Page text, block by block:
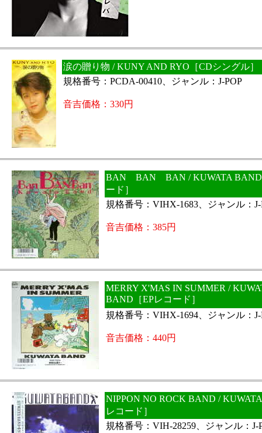
涙の贈り物 / KUNY AND RYO［CDシングル］
規格番号：PCDA-00410、ジャンル：J-POP
音吉価格：330円
BAN BAN BAN / KUWATA BAND
ード］
規格番号：VIHX-1683、ジャンル：J-
音吉価格：385円
MERRY X'MAS IN SUMMER /
BAND［EPレコード］
規格番号：VIHX-1694、ジャンル：J-
音吉価格：440円
NIPPON NO ROCK BAND /
レコード］
規格番号：VIH-28259、ジャンル：J-